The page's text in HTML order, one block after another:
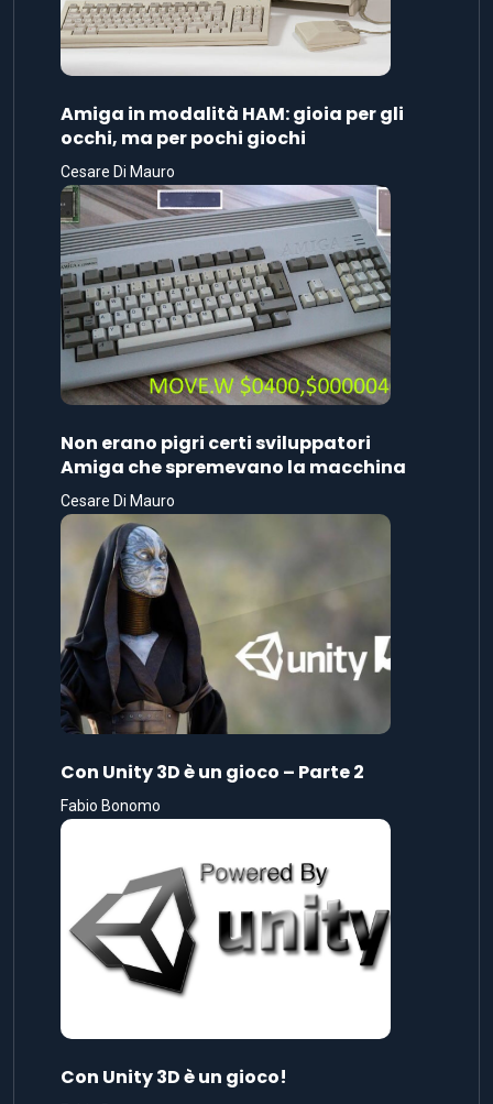
Amiga in modalità HAM: gioia per gli
occhi, ma per pochi giochi
Cesare Di Mauro
Non erano pigri certi sviluppatori
Amiga che spremevano la macchina
Cesare Di Mauro
Con Unity 3D è un gioco – Parte 2
Fabio Bonomo
Con Unity 3D è un gioco!